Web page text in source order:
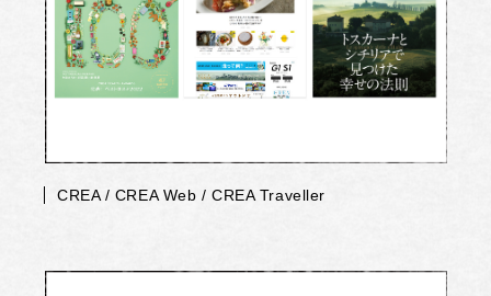
CREA / CREA Web / CREA Traveller